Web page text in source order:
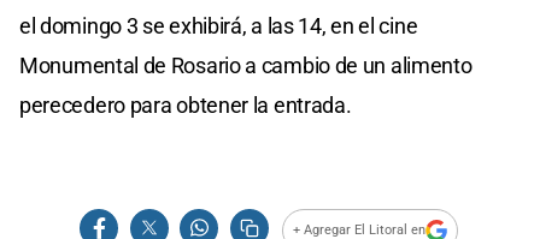
el domingo 3 se exhibirá, a las 14, en el cine
Monumental de Rosario a cambio de un alimento
perecedero para obtener la entrada.
+ Agregar El Litoral en